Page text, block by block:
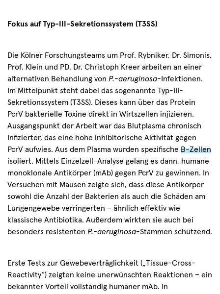
Fokus auf Typ-III-Sekretionssystem (T3SS)
Die Kölner Forschungsteams um Prof. Rybniker, Dr. Simonis,
Prof. Klein und PD. Dr. Christoph Kreer arbeiten an einer
alternativen Behandlung von P.-aeruginosa-Infektionen.
Im Mittelpunkt steht dabei das sogenannte Typ-III-
Sekretionssystem (T3SS). Dieses kann über das Protein
PcrV bakterielle Toxine direkt in Wirtszellen injizieren.
Ausgangspunkt der Arbeit war das Blutplasma chronisch
Infizierter, das eine hohe inhibitorische Aktivität gegen
PcrV aufwies. Aus dem Plasma wurden spezifische B-Zellen
isoliert. Mittels Einzelzell-Analyse gelang es dann, humane
monoklonale Antikörper (mAb) gegen PcrV zu gewinnen. In
Versuchen mit Mäusen zeigte sich, dass diese Antikörper
sowohl die Anzahl der Bakterien als auch die Schäden am
Lungengewebe verringerten – ähnlich effektiv wie
klassische Antibiotika. Außerdem wirkten sie auch bei
besonders resistenten P.-aeruginosa-Stämmen schützend.
Erste Tests zur Gewebeverträglichkeit („Tissue-Cross-
Reactivity“) zeigten keine unerwünschten Reaktionen – ein
bekannter Vorteil vollständig humaner mAb. In